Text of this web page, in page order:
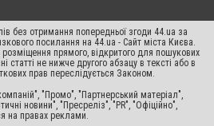
без отримання попередньої згоди 44.ua за
посилання на 44.ua - Сайт міста Києва.
прямого, відкритого для пошукових
статті не нижче другого абзацу в тексті або в
прав переслідується Законом.
"Промо", "Партнерський матеріал",
новини", "Пресреліз", "PR", "Офіційно",
на правах реклами.